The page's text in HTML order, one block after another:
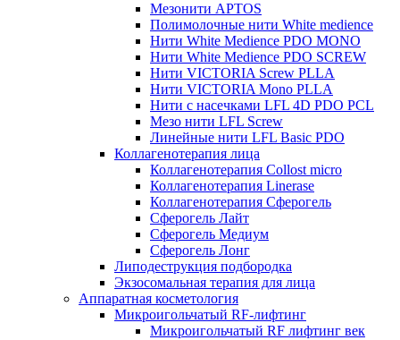
Мезонити APTOS
Полимолочные нити White medience
Нити White Medience PDO MONO
Нити White Medience PDO SCREW
Нити VICTORIA Screw PLLA
Нити VICTORIA Mono PLLA
Нити с насечками LFL 4D PDO PCL
Мезо нити LFL Screw
Линейные нити LFL Basic PDO
Коллагенотерапия лица
Коллагенотерапия Collost micro
Коллагенотерапия Linerase
Коллагенотерапия Сферогель
Сферогель Лайт
Сферогель Медиум
Сферогель Лонг
Липодеструкция подбородка
Экзосомальная терапия для лица
Аппаратная косметология
Микроигольчатый RF-лифтинг
Микроигольчатый RF лифтинг век